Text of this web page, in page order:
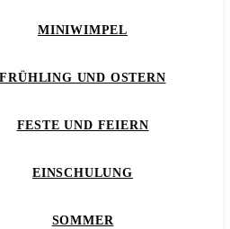
MINIWIMPEL
FRÜHLING UND OSTERN
FESTE UND FEIERN
EINSCHULUNG
SOMMER